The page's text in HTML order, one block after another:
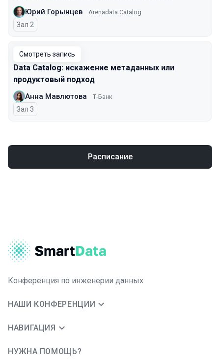
Юрий Горынцев Arenadata Catalog
Зал 2
Смотреть запись
Data Catalog: искажение метаданных или
продуктовый подход
Анна Мавлютова Т-Банк
Зал 3
Расписание
Конференция по инженерии данных
НАШИ КОНФЕРЕНЦИИ
НАВИГАЦИЯ
НУЖНА ПОМОЩЬ?